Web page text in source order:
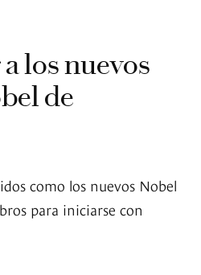
los nuevos
de
como los nuevos Nobel
para iniciarse con